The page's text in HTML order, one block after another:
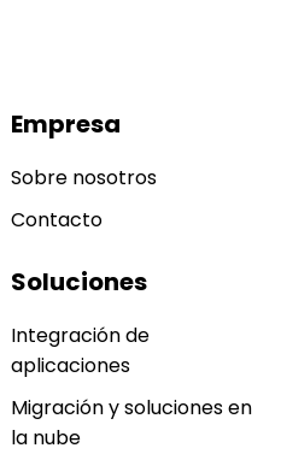
Empresa
Sobre nosotros
Contacto
Soluciones
Integración de
aplicaciones
Migración y soluciones en
la nube